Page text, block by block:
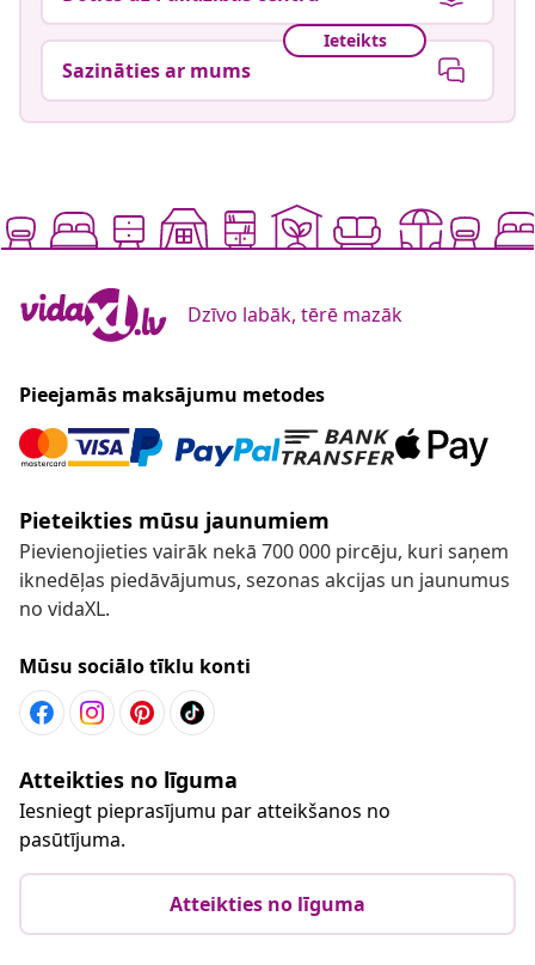
Ieteikts
Sazināties ar mums
Dzīvo labāk, tērē mazāk
Pieejamās maksājumu metodes
Pieteikties mūsu jaunumiem
Pievienojieties vairāk nekā 700 000 pircēju, kuri saņem
iknedēļas piedāvājumus, sezonas akcijas un jaunumus
no vidaXL.
Mūsu sociālo tīklu konti
Atteikties no līguma
Iesniegt pieprasījumu par atteikšanos no
pasūtījuma.
Atteikties no līguma